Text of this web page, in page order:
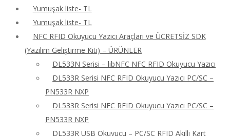
Yumuşak liste- TL
Yumuşak liste- TL
NFC RFID Okuyucu Yazıcı Araçları ve ÜCRETSİZ SDK
(Yazılım Geliştirme Kiti) – ÜRÜNLER
DL533N Serisi – libNFC NFC RFID Okuyucu Yazıcı
DL533R Serisi NFC RFID Okuyucu Yazıcı PC/SC –
PN533R NXP
DL533R Serisi NFC RFID Okuyucu Yazıcı PC/SC –
PN533R NXP
DL533R USB Okuyucu – PC/SC RFID Akıllı Kart